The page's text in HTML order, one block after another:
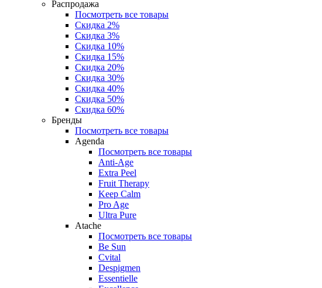
Распродажа
Посмотреть все товары
Скидка 2%
Скидка 3%
Скидка 10%
Скидка 15%
Скидка 20%
Скидка 30%
Скидка 40%
Скидка 50%
Скидка 60%
Бренды
Посмотреть все товары
Agenda
Посмотреть все товары
Anti‑Age
Extra Peel
Fruit Therapy
Keep Calm
Pro Age
Ultra Pure
Atache
Посмотреть все товары
Be Sun
Cvital
Despigmen
Essentielle